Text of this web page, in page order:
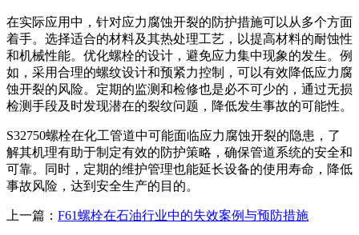
在实际应用中，针对应力腐蚀开裂的防护措施可以从多个方面
着手。选择适合的材料及其热处理工艺，以提高材料的耐蚀性
和机械性能。优化螺栓的设计，避免应力集中现象的发生。例
如，采用合理的螺纹设计和预紧力控制，可以有效降低应力腐
蚀开裂的风险。定期的监测和检修也是必不可少的，通过无损
检测手段及时发现潜在的裂纹问题，降低发生事故的可能性。
S32750螺栓在化工管道中可能面临应力腐蚀开裂的隐患，了
解其机理有助于制定有效的防护策略，确保管道系统的安全和
可靠。同时，定期的维护管理也能延长设备的使用寿命，降低
事故风险，达到安全生产的目的。
上一篇： F61螺栓在石油行业中的失效案例与预防措施